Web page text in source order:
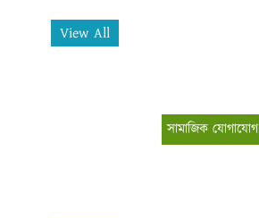
View All
সামাজিক যোগাযোগ